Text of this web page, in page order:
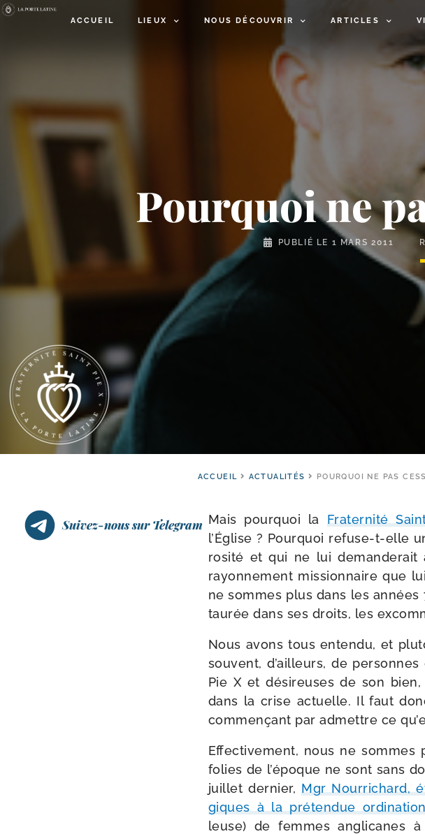
ACCUEIL LIEUX NOUS DÉCOUVRIR ARTICLES
Pourquoi ne
PUBLIÉ LE 1 MARS 2011
ACCUEIL ACTUALITÉS POURQUOI NE PAS
Suivez-nous sur Telegram Mais pour­quoi la Fraternité
l’Église ? Pourquoi refuse-​t-​elle
ro­si­té et qui ne lui
rayon­ne­ment mis­sion­naire que
ne sommes plus dans les
tau­rée dans ses droits, les
Nous avons tous enten­du, et
sou­vent, d’ailleurs, de
Pie X et dési­reuses de son
dans la crise actuelle. Il faut
com­men­çant par admettre ce
Effectivement, nous ne sommes
folies de l’époque ne sont sans
juillet der­nier, Mgr Nourrichard,
giques à la pré­ten­due
leuse) de femmes angli­canes